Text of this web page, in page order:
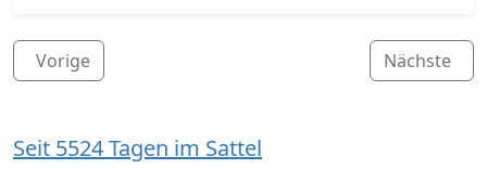
Vorige Nächste
Seit 5524 Tagen im Sattel